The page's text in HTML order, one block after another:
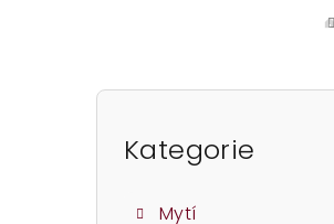
P
Přeskočit
kategorie
Kategorie
Mytí